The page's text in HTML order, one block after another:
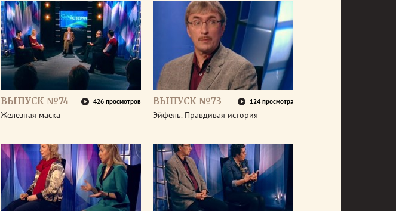
ВЫПУСК №74 426 просмотров
Железная маска
ВЫПУСК №73 124 просмотра
Эйфель. Правдивая история